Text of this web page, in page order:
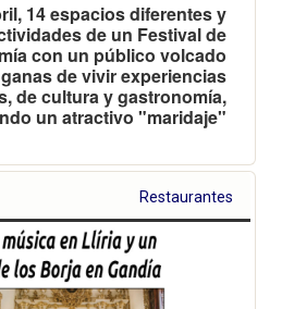
14 espacios diferentes y
de un Festival de
con un público volcado
de vivir experiencias
de cultura y gastronomía,
un atractivo "maridaje"
Restaurantes